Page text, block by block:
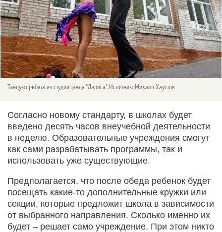
Танцуют ребята из студии танца "Лариса". Источник: Михаил Хаустов
Согласно новому стандарту, в школах будет
введено десять часов внеучебной деятельности
в неделю. Образовательные учреждения смогут
как сами разрабатывать программы, так и
использовать уже существующие.
Предполагается, что после обеда ребенок будет
посещать какие-то дополнительные кружки или
секции, которые предложит школа в зависимости
от выбранного направления. Сколько именно их
будет – решает само учреждение. При этом никто